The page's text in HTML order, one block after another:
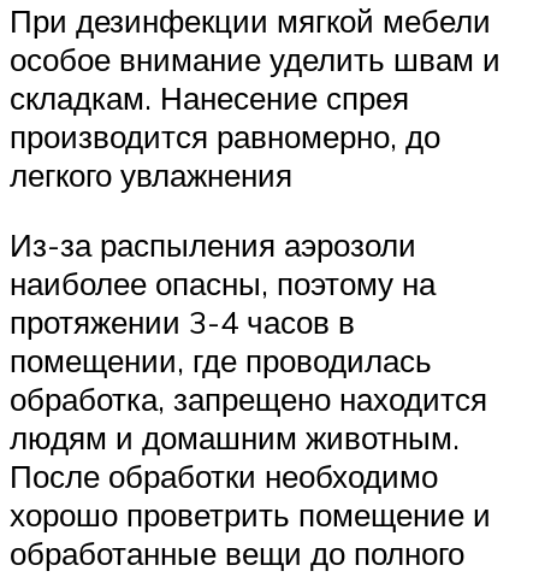
При дезинфекции мягкой мебели
особое внимание уделить швам и
складкам. Нанесение спрея
производится равномерно, до
легкого увлажнения
Из-за распыления аэрозоли
наиболее опасны, поэтому на
протяжении 3-4 часов в
помещении, где проводилась
обработка, запрещено находится
людям и домашним животным.
После обработки необходимо
хорошо проветрить помещение и
обработанные вещи до полного